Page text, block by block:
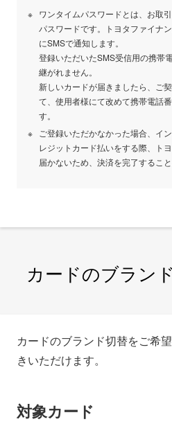
ワンタイムパスワードとは、お取
パスワードです。トヨタファイナ
にSMSで通知します。
登録いただいたSMS受信用の携帯
継がれません。
新しいカードが届きましたら、ご
て、使用者様にて改めて携帯電話
す。
ご登録いただかなかった場合、イ
レジットカード払いをする際、ト
届かないため、決済を完了すること
カードのブラン
カードのブランド切替をご希
きいただけます。
対象カード